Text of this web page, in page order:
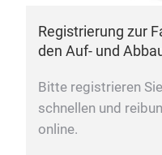
Registrierung zur
den Auf- und
Bitte registrieren
schnellen und
online.